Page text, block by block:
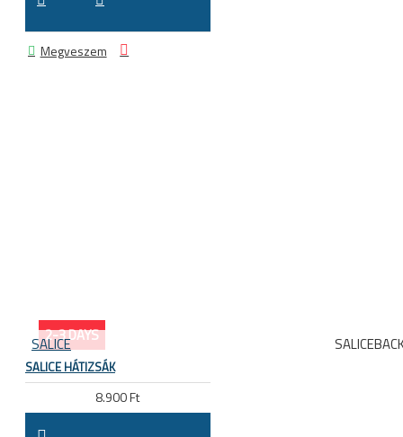
Megveszem
2-3 DAYS
SALICE
SALICE HÁTIZSÁK
8.900 Ft